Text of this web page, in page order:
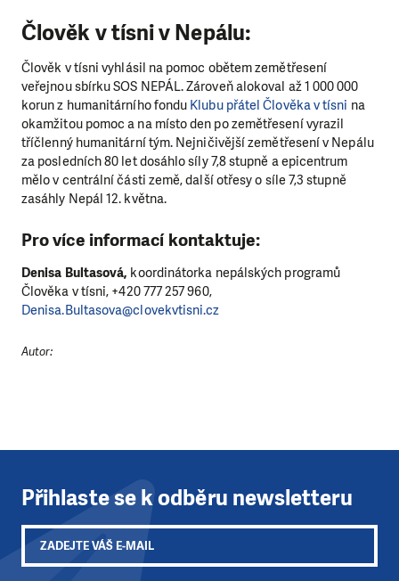
Člověk v tísni v Nepálu:
Člověk v tísni vyhlásil na pomoc obětem zemětřesení
veřejnou sbírku SOS NEPÁL. Zároveň alokoval až 1 000 000
korun z humanitárního fondu Klubu přátel Člověka v tísni na
okamžitou pomoc a na místo den po zemětřesení vyrazil
tříčlenný humanitární tým. Nejničivější zemětřesení v Nepálu
za posledních 80 let dosáhlo síly 7,8 stupně a epicentrum
mělo v centrální části země, další otřesy o síle 7,3 stupně
zasáhly Nepál 12. května.
Pro více informací kontaktuje:
Denisa Bultasová, koordinátorka nepálských programů
Člověka v tísni, +420 777 257 960,
Denisa.Bultasova@clovekvtisni.cz
Autor:
Přihlaste se k odběru newsletteru